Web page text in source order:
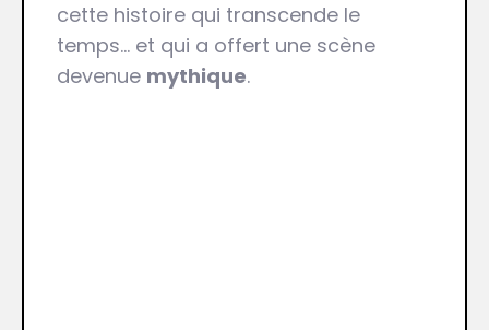
cette histoire qui transcende le
temps… et qui a offert une scène
devenue mythique.